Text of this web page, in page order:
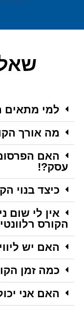
למי מתאים
מה אורך
האם
עסק?!
כיצד בנוי
אין לי שום
הקורס
האם יש
כמה זמן
האם אני